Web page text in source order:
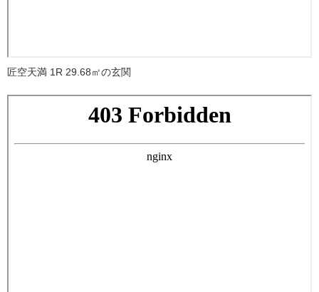
匠空天満 1R 29.68㎡の玄関